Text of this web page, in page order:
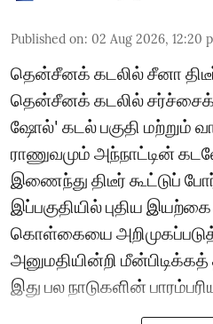
Published on: 02 Aug 2026, 12:20
தென்சீனக் கடலில் சீனா திடீர்
தென்சீனக் கடலில்
ஷோல்' கடல் பகுதி மற்றும்
ராணுவமும் அந்நாட்டின்
இணைந்து திடீர் கூட்டுப்
இப்பகுதியில் புதிய
கொள்கையை
அனுமதியின்றி
இது பல நாடுகளின் பாரம்பரிய